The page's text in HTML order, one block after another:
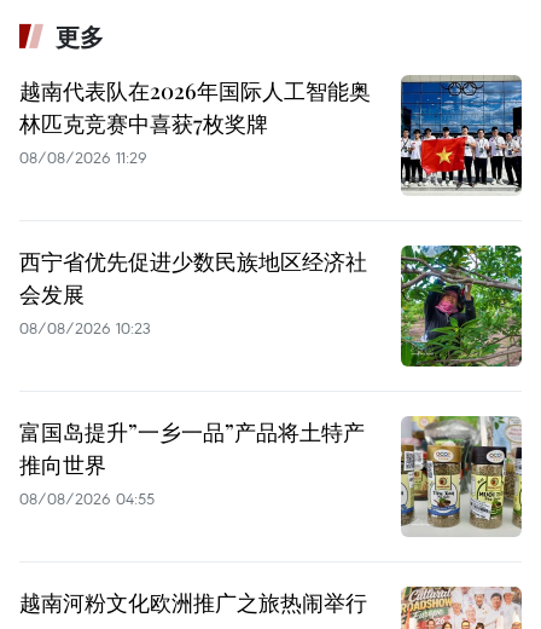
更多
越南代表队在2026年国际人工智能奥
林匹克竞赛中喜获7枚奖牌
08/08/2026 11:29
西宁省优先促进少数民族地区经济社
会发展
08/08/2026 10:23
富国岛提升”一乡一品”产品将土特产
推向世界
08/08/2026 04:55
越南河粉文化欧洲推广之旅热闹举行